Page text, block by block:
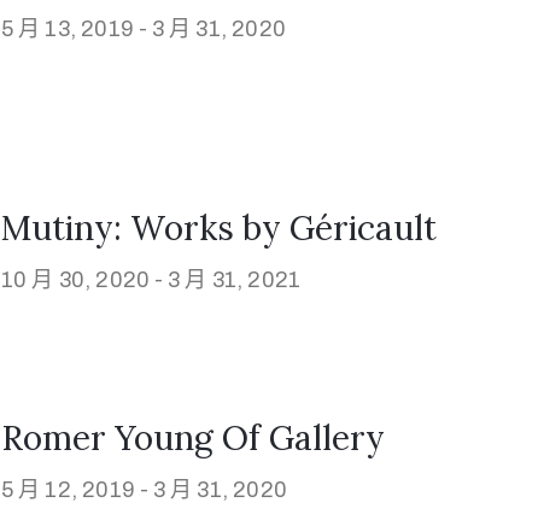
5 月 13, 2019 - 3 月 31, 2020
Mutiny: Works by Géricault
10 月 30, 2020 - 3 月 31, 2021
Romer Young Of Gallery
5 月 12, 2019 - 3 月 31, 2020